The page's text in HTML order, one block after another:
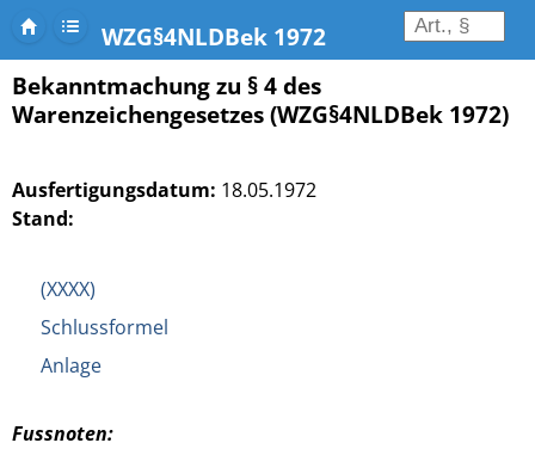
WZG§4NLDBek 1972
Bekanntmachung zu § 4 des
Warenzeichengesetzes (WZG§4NLDBek 1972)
Ausfertigungsdatum: 18.05.1972
Stand:
(XXXX)
Schlussformel
Anlage
Fussnoten: